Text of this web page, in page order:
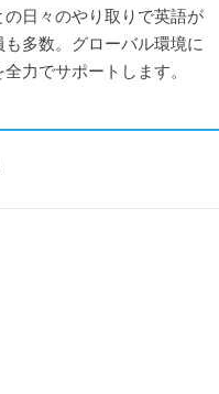
日々のやり取りで英語が
多数。グローバル環境に
力でサポートします。